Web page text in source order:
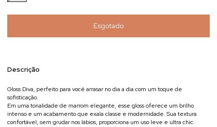
Descrição
Gloss Diva, perfeito para você arrasar no dia a dia com um toque de
sofisticação.
Em uma tonalidade de marrom elegante, esse gloss oferece um brilho
intenso e um acabamento que exala classe e modernidade. Sua textura
confortável, sem grudar nos lábios, proporciona um uso leve e ultra chic.